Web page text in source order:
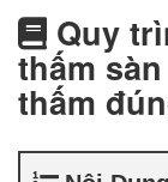
Quy
thấm
thấm